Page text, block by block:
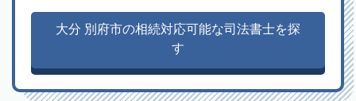
大分 別府市の相続対応可能な司法書士を探
す